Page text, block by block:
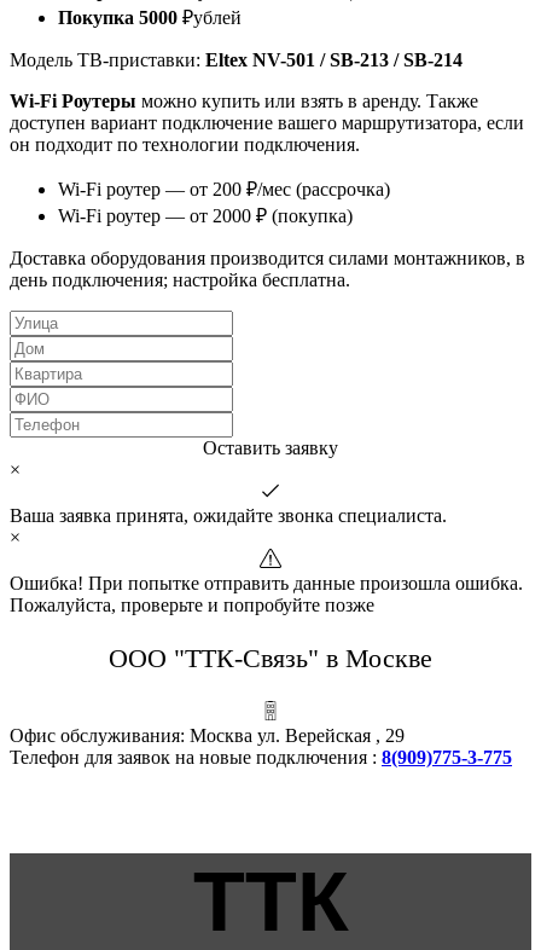
Покупка 5000 ₽ублей
Модель ТВ-приставки: Eltex NV-501 / SB-213 / SB-214
Wi-Fi Роутеры можно купить или взять в аренду. Также
доступен вариант подключение вашего маршрутизатора, если
он подходит по технологии подключения.
Wi-Fi роутер — от 200 ₽/мес (рассрочка)
Wi-Fi роутер — от 2000 ₽ (покупка)
Доставка оборудования производится силами монтажников, в
день подключения; настройка бесплатна.
Оставить заявку
×
Ваша заявка принята, ожидайте звонка специалиста.
×
Ошибка! При попытке отправить данные произошла ошибка.
Пожалуйста, проверьте и попробуйте позже
ООО "ТТК-Связь" в Москве
Офис обслуживания: Москва ул. Верейская , 29
Телефон для заявок на новые подключения : 8(909)775-3-775
ТТК